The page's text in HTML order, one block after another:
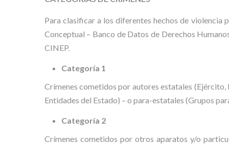
Para clasificar a los diferentes hechos de violencia
Conceptual – Banco de Datos de Derechos
CINEP.
Categoría 1
Crímenes cometidos por autores estatales
Entidades del Estado) – o para-estatales (Grupos
Categoría 2
Crímenes cometidos por otros aparatos y/o